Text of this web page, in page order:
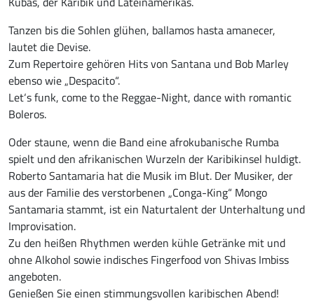
Tanzen bis die Sohlen glühen, ballamos hasta amanecer,
lautet die Devise.
Zum Repertoire gehören Hits von Santana und Bob Marley
ebenso wie „Despacito“.
Let‘s funk, come to the Reggae-Night, dance with romantic
Boleros.
Oder staune, wenn die Band eine afrokubanische Rumba
spielt und den afrikanischen Wurzeln der Karibikinsel huldigt.
Roberto Santamaria hat die Musik im Blut. Der Musiker, der
aus der Familie des verstorbenen „Conga-King“ Mongo
Santamaria stammt, ist ein Naturtalent der Unterhaltung und
Improvisation.
Zu den heißen Rhythmen werden kühle Getränke mit und
ohne Alkohol sowie indisches Fingerfood von Shivas Imbiss
angeboten.
Genießen Sie einen stimmungsvollen karibischen Abend!